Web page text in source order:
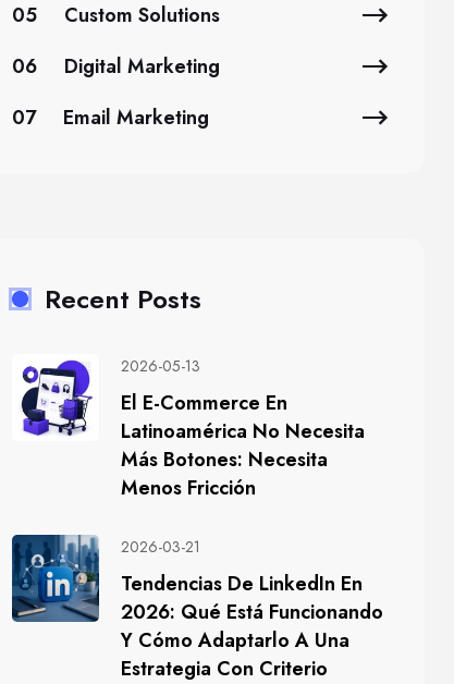
05
Custom Solutions
06
Digital Marketing
07
Email Marketing
Recent Posts
2026-05-13
El E-Commerce En
Latinoamérica No Necesita
Más Botones: Necesita
Menos Fricción
2026-03-21
Tendencias De LinkedIn En
2026: Qué Está Funcionando
Y Cómo Adaptarlo A Una
Estrategia Con Criterio